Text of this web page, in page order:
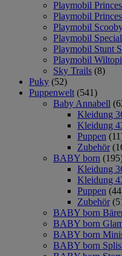
Playmobil
Playmobil
Playmobil
Playmobil
Playmobil Stunt
Playmobil
Sky Trails (8)
Puky (52)
Puppenwelt (541)
Baby Annabell
Kleidung
Kleidung
Puppen
Zubehör
BABY born
Kleidung
Kleidung
Puppen
Zubehör
BABY born
BABY born
BABY born
BABY born